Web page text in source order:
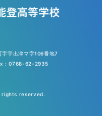
宇出津マ字106番地7
: 0768-62-2935
rights reserved.